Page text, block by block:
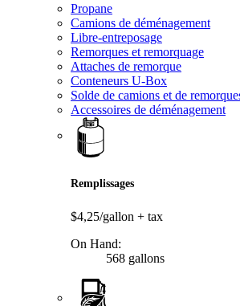
Propane
Camions de déménagement
Libre-entreposage
Remorques et remorquage
Attaches de remorque
Conteneurs U-Box
Solde de camions et de
Accessoires de déménagement
Remplissages
$4,25/gallon + tax
On Hand:
568 gallons